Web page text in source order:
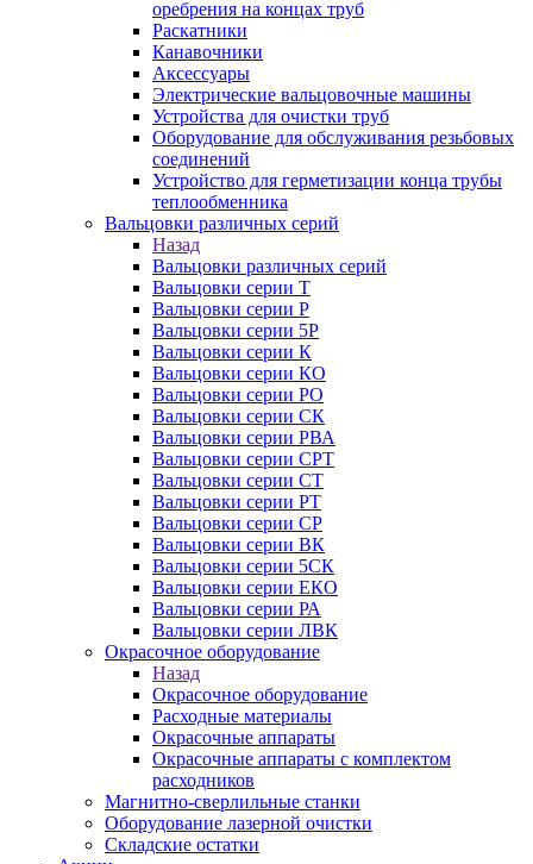
оребрения на концах труб
Раскатники
Канавочники
Аксессуары
Электрические вальцовочные машины
Устройства для очистки труб
Оборудование для обслуживания резьбовых
соединений
Устройство для герметизации конца трубы
теплообменника
Вальцовки различных серий
Назад
Вальцовки различных серий
Вальцовки серии Т
Вальцовки серии Р
Вальцовки серии 5Р
Вальцовки серии К
Вальцовки серии КО
Вальцовки серии РО
Вальцовки серии СК
Вальцовки серии РВА
Вальцовки серии СРТ
Вальцовки серии СТ
Вальцовки серии РТ
Вальцовки серии СР
Вальцовки серии ВК
Вальцовки серии 5СК
Вальцовки серии ЕКО
Вальцовки серии РА
Вальцовки серии ЛВК
Окрасочное оборудование
Назад
Окрасочное оборудование
Расходные материалы
Окрасочные аппараты
Окрасочные аппараты с комплектом
расходников
Магнитно-сверлильные станки
Оборудование лазерной очистки
Складские остатки